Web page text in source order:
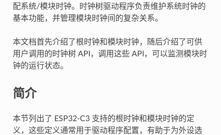
配系统/模块时钟。时钟树驱动程序负责维护系统时钟的
基本功能，并管理模块时钟间的复杂关系。
本文档首先介绍了根时钟和模块时钟，随后介绍了可供
用户调用的时钟树 API，调用这些 API，可以监测模块时
钟的运行状态。
简介
本节列出了 ESP32-C3 支持的根时钟和模块时钟的定
义，这些定义通常用于驱动程序配置，有助于为外设选